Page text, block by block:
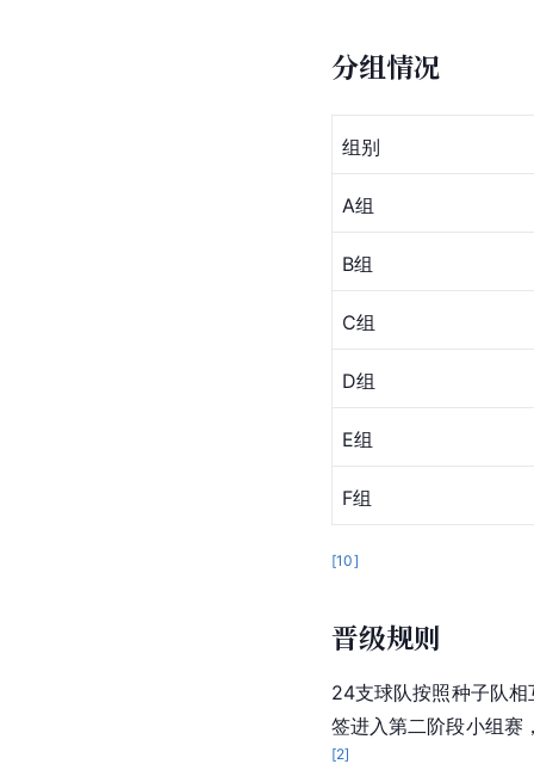
分组情况
组别
A组
B组
C组
D组
E组
F组
[10]
晋级规则
24支球队按照种子队
签进入第二阶段小组赛
[2]